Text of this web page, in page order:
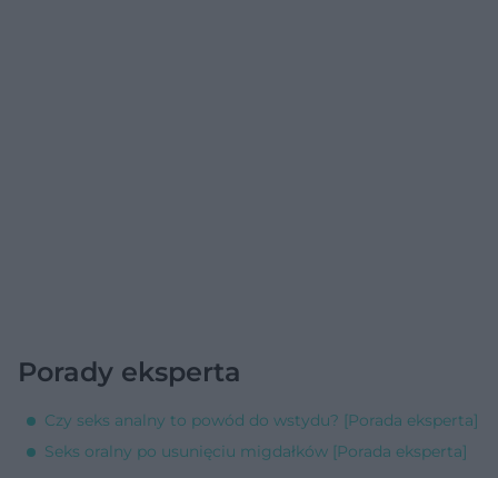
Porady eksperta
Czy seks analny to powód do wstydu? [Porada eksperta]
Seks oralny po usunięciu migdałków [Porada eksperta]